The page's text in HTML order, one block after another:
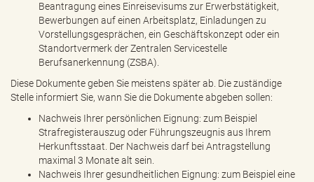
Beantragung eines Einreisevisums zur Erwerbstätigkeit,
Bewerbungen auf einen Arbeitsplatz, Einladungen zu
Vorstellungsgesprächen, ein Geschäftskonzept oder ein
Standortvermerk der Zentralen Servicestelle
Berufsanerkennung (ZSBA).
Diese Dokumente geben Sie meistens später ab. Die zuständige
Stelle informiert Sie, wann Sie die Dokumente abgeben sollen:
Nachweis Ihrer persönlichen Eignung: zum Beispiel
Strafregisterauszug oder Führungszeugnis aus Ihrem
Herkunftsstaat. Der Nachweis darf bei Antragstellung
maximal 3 Monate alt sein.
Nachweis Ihrer gesundheitlichen Eignung: zum Beispiel eine